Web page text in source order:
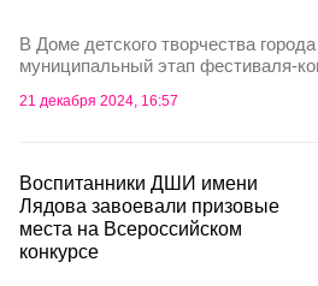
В Доме детского творчества
муниципальный этап фестиваля-
21 декабря 2024, 16:57
Воспитанники ДШИ имени
Лядова завоевали призовые
места на Всероссийском
конкурсе